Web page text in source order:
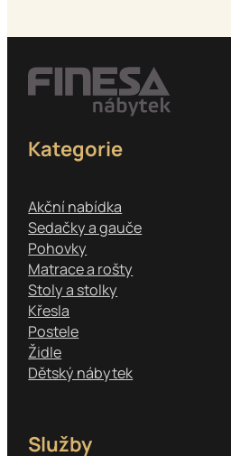
Kategorie
Akční nabídka
Sedačky a gauče
Pohovky
Matrace a rošty
Stoly a stolky
Křesla
Postele
Židle
Dětský nábytek
Služby